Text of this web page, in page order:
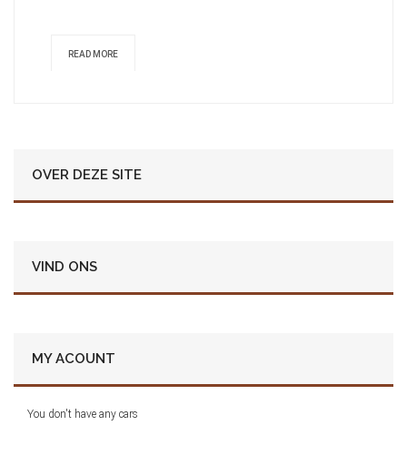
READ MORE
OVER DEZE SITE
VIND ONS
MY ACOUNT
You don't have any cars